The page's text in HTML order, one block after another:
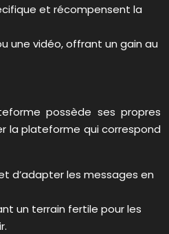
et récompensent la
une vidéo, offrant un gain au
possède ses propres
la plateforme qui correspond
d’adapter les messages en
un terrain fertile pour les